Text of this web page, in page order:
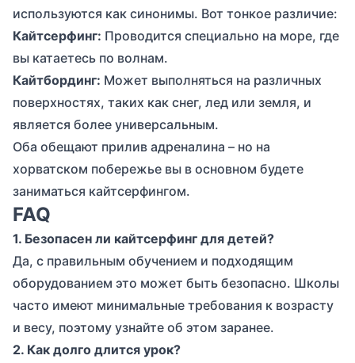
используются как синонимы. Вот тонкое различие:
Кайтсерфинг: Проводится специально на море, где
вы катаетесь по волнам.
Кайтбординг: Может выполняться на различных
поверхностях, таких как снег, лед или земля, и
является более универсальным.
Оба обещают прилив адреналина – но на
хорватском побережье вы в основном будете
заниматься кайтсерфингом.
FAQ
1. Безопасен ли кайтсерфинг для детей?
Да, с правильным обучением и подходящим
оборудованием это может быть безопасно. Школы
часто имеют минимальные требования к возрасту
и весу, поэтому узнайте об этом заранее.
2. Как долго длится урок?